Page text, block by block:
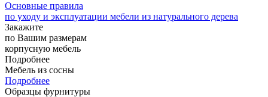
Основные правила
по уходу и эксплуатации мебели из натурального дерева
Закажите
по Вашим размерам
корпусную мебель
Подробнее
Мебель из сосны
Подробнее
Образцы фурнитуры